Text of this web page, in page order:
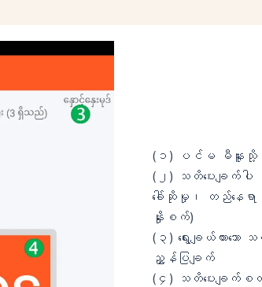
(၁) ပင်မ မီနူးသို့ ဝ
(၂) သတိပေးချက်ပါ
ခေါ်ဆိုမှု၊ တည်နေရ
နှိုးစက်)
(၃) ရွေးချယ်ထားသ
ညွှန်ပြချက်
(၄) သတိပေးချ